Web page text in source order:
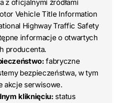
z oficjalnymi źródłami
Vehicle Title Information
Highway Traffic Safety
informacje o otwartych
producenta.
fabryczne
bezpieczeństwa, w tym
akcje serwisowe.
kliknięciu: status